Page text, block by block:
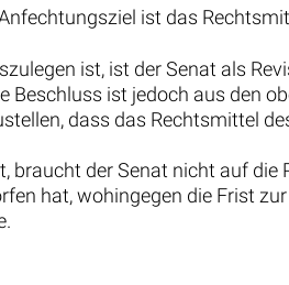
ist das
ist, ist der Senat als
Beschluss ist jedoch aus den
dass das Rechtsmittel
braucht der Senat nicht auf
hat, wohingegen die Frist